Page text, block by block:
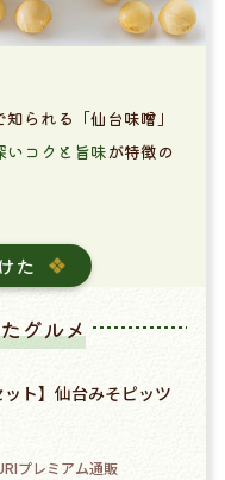
知られる「仙台味噌」
いコクと旨味が特徴の
た
グルメ
ット】仙台みそピッツ
プレミアム通販